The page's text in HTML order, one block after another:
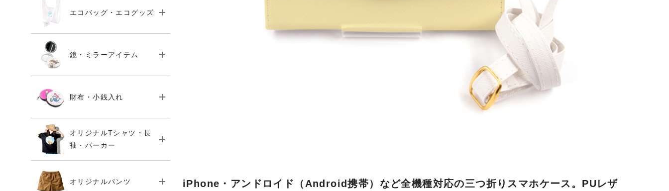
iPhone・アンドロイド（Android携帯）など全機種対応の三つ折りスマホケース。PUレザ
エコバッグ・エコグッズ
鏡・ミラーアイテム
財布・小銭入れ
オリジナルTシャツ・長
袖・パーカー
オリジナルパンツ